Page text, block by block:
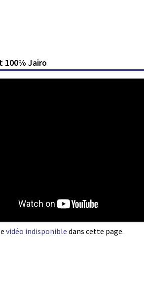
100% Jairo
vidéo indisponible dans cette page.